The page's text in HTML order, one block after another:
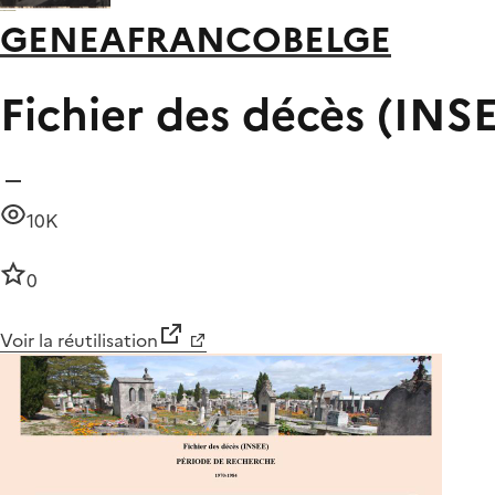
GENEAFRANCOBELGE
Fichier des décès
10K
0
Voir la réutilisation